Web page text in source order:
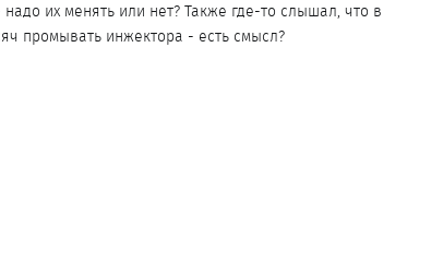
их менять или нет? Также где-то слышал, что в
промывать инжектора - есть смысл?